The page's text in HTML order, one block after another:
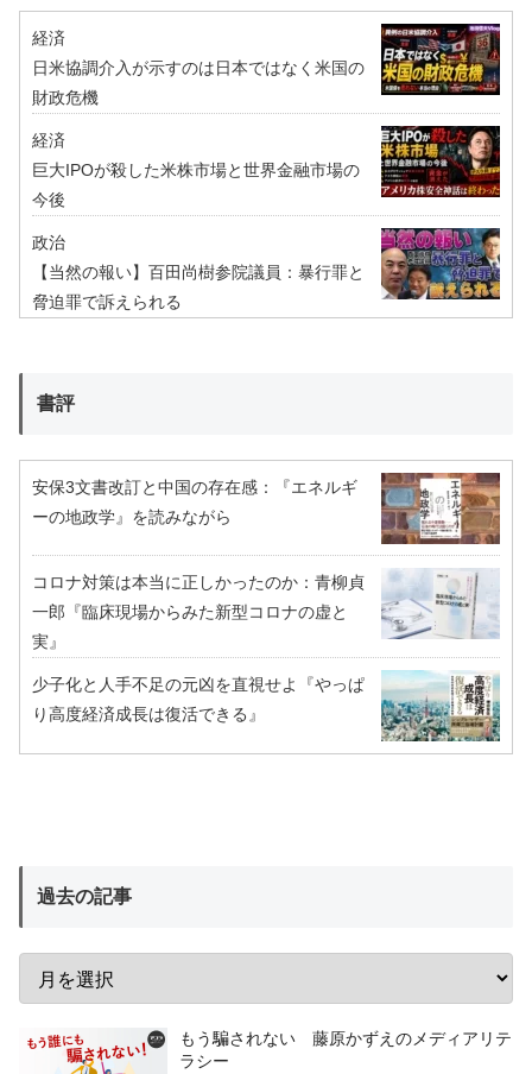
経済
日米協調介入が示すのは日本ではなく米国の
財政危機
経済
巨大IPOが殺した米株市場と世界金融市場の
今後
政治
【当然の報い】百田尚樹参院議員：暴行罪と
脅迫罪で訴えられる
書評
安保3文書改訂と中国の存在感：『エネルギ
ーの地政学』を読みながら
コロナ対策は本当に正しかったのか：青柳貞
一郎『臨床現場からみた新型コロナの虚と
実』
少子化と人手不足の元凶を直視せよ『やっぱ
り高度経済成長は復活できる』
過去の記事
もう騙されない 藤原かずえのメディアリテ
ラシー